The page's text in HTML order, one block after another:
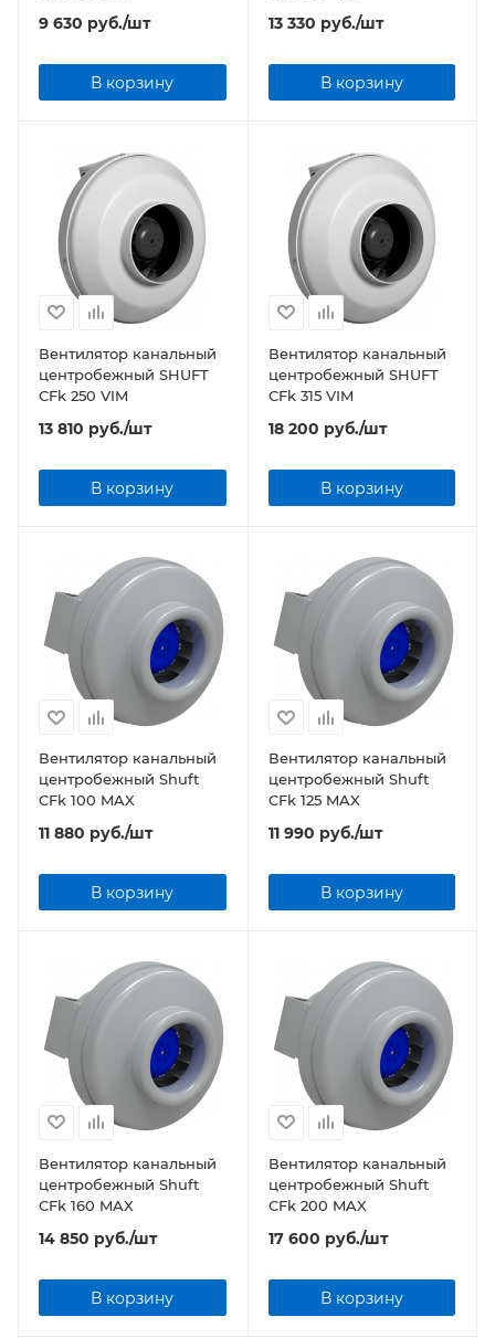
9 630 руб./шт
В корзину
13 330 руб./шт
В корзину
Вентилятор канальный
центробежный SHUFT
CFk 250 VIM
13 810 руб./шт
В корзину
Вентилятор канальный
центробежный SHUFT
CFk 315 VIM
18 200 руб./шт
В корзину
Вентилятор канальный
центробежный Shuft
CFk 100 MAX
11 880 руб./шт
В корзину
Вентилятор канальный
центробежный Shuft
CFk 125 MAX
11 990 руб./шт
В корзину
Вентилятор канальный
центробежный Shuft
CFk 160 MAX
14 850 руб./шт
В корзину
Вентилятор канальный
центробежный Shuft
CFk 200 MAX
17 600 руб./шт
В корзину